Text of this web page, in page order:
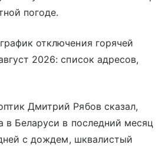
погоде.
отключения горячей
2026: список адресов,
Дмитрий Рябов сказал,
в Беларуси в последний месяц
с дождем, шквалистый